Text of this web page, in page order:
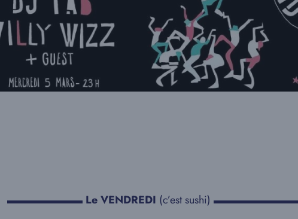
▬▬▬▬▬▬▬ Le VENDREDI (c’est sushi)